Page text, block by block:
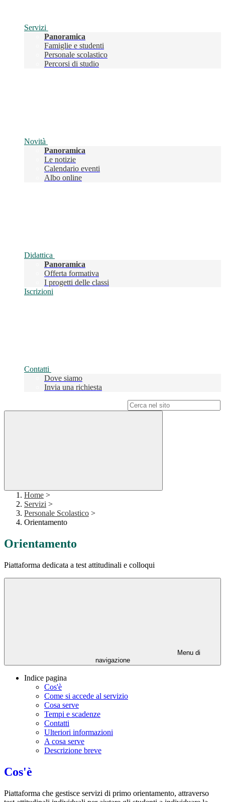
Servizi
Panoramica
Famiglie e studenti
Personale scolastico
Percorsi di studio
Novità
Panoramica
Le notizie
Calendario eventi
Albo online
Didattica
Panoramica
Offerta formativa
I progetti delle classi
Iscrizioni
Contatti
Dove siamo
Invia una richiesta
Home >
Servizi >
Personale Scolastico >
Orientamento
Orientamento
Piattaforma dedicata a test attitudinali e colloqui
Menu di
navigazione
Indice pagina
Cos'è
Come si accede al servizio
Cosa serve
Tempi e scadenze
Contatti
Ulteriori informazioni
A cosa serve
Descrizione breve
Cos'è
Piattaforma che gestisce servizi di primo orientamento, attraverso